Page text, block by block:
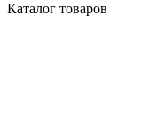
Каталог товаров